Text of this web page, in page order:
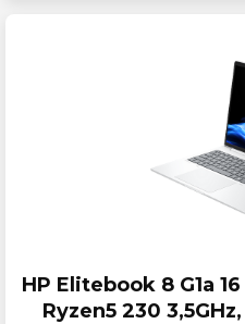
HP Elitebook 8 G1a
Ryzen5 230 3,5GHz,